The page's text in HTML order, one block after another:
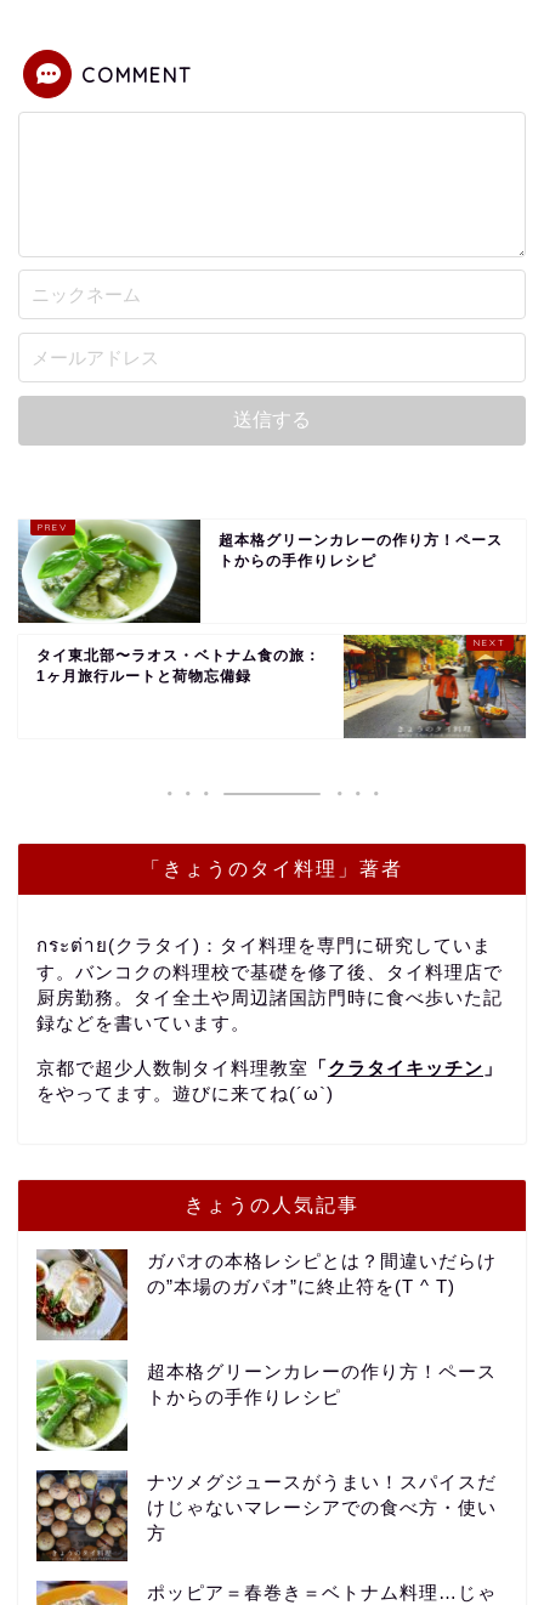
COMMENT
超本格グリーンカレーの作り方！ペース
トからの手作りレシピ
タイ東北部〜ラオス・ベトナム食の旅：
1ヶ月旅行ルートと荷物忘備録
「きょうのタイ料理」著者
กระต่าย(クラタイ)：タイ料理を専門に研究していま
す。バンコクの料理校で基礎を修了後、タイ料理店で
厨房勤務。タイ全土や周辺諸国訪門時に食べ歩いた記
録などを書いています。
京都で超少人数制タイ料理教室 「クラタイキッチン 」
をやってます。遊びに来てね(´ω`)
きょうの人気記事
ガパオの本格レシピとは？間違いだらけ
の”本場のガパオ”に終止符を(T ^ T)
超本格グリーンカレーの作り方！ペース
トからの手作りレシピ
ナツメグジュースがうまい！スパイスだ
けじゃないマレーシアでの食べ方・使い
方
ポッピア＝春巻き＝ベトナム料理…じゃ